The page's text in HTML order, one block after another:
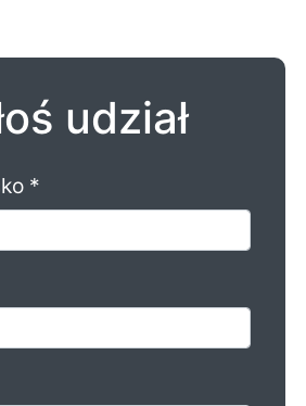
udział
*